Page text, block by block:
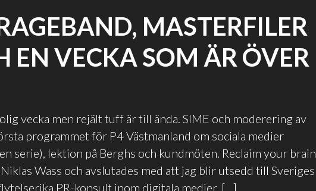
MASTERFILER
EN VECKA SOM ÄR ÖVER
vecka men rejält tuff är till ända. SIME och moderering av
programmet för P4 Västmanland om sociala medier
serie), lektion på Berghs och kundmöten. Reclaim your brain
Wass och avslutades med att jag blir utsedd till Sveriges
PR-konsult inom digitala medier. […]